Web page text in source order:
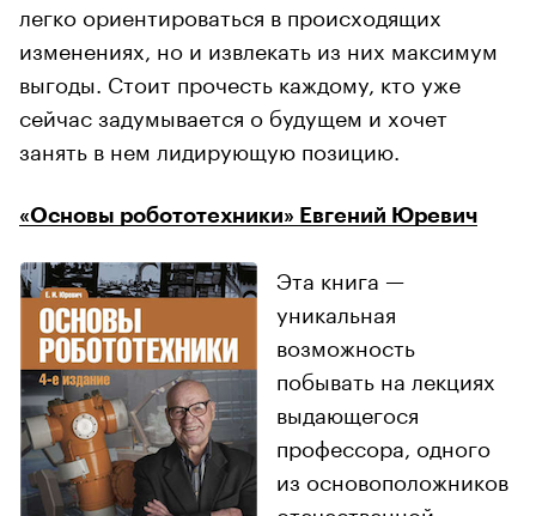
легко ориентироваться в происходящих
изменениях, но и извлекать из них максимум
выгоды. Стоит прочесть каждому, кто уже
сейчас задумывается о будущем и хочет
занять в нем лидирующую позицию.
«Основы робототехники» Евгений Юревич
Эта книга —
уникальная
возможность
побывать на лекциях
выдающегося
профессора, одного
из основоположников